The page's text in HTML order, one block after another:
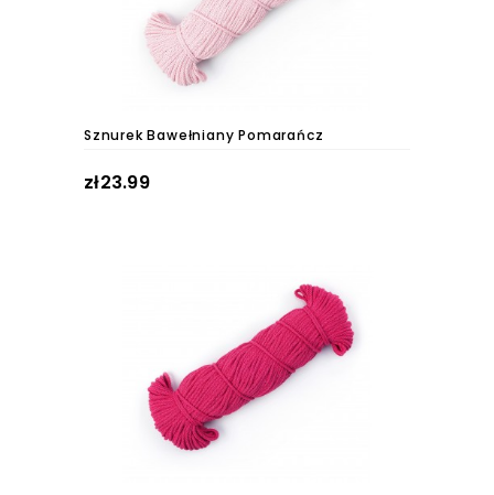
Sznurek Bawełniany Pomarańcz
zł23.99